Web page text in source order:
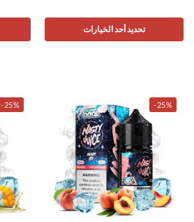
تحديد أحد الخيارات
-25%
-25%